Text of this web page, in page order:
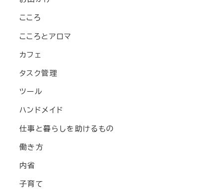
こころ
こころとアロマ
カフェ
タスク管理
ツール
ハンドメイド
仕事と暮らしを助けるもの
働き方
内省
子育て